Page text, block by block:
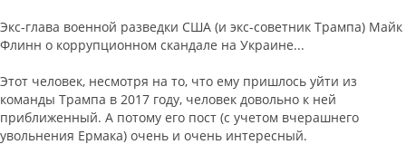
Экс-глава военной разведки США (и экс-советник Трампа) Майк
Флинн о коррупционном скандале на Украине...
Этот человек, несмотря на то, что ему пришлось уйти из
команды Трампа в 2017 году, человек довольно к ней
приближенный. А потому его пост (с учетом вчерашнего
увольнения Ермака) очень и очень интересный.